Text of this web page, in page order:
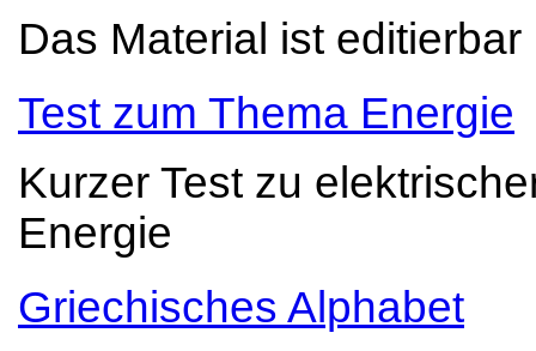
Das Material ist
Test zum Thema Energie
Kurzer Test zu
Energie
Griechisches Alphabet